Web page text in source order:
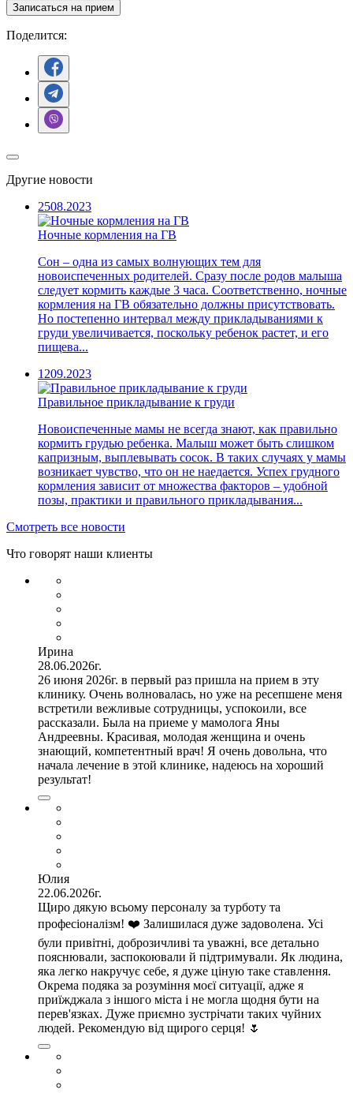
Записаться на прием
Поделится:
Другие новости
2508.2023
Ночные кормления на ГВ
Сон – одна из самых волнующих тем для
новоиспеченных родителей. Сразу после родов малыша
следует кормить каждые 3 часа. Соответственно, ночные
кормления на ГВ обязательно должны присутствовать.
Но постепенно интервал между прикладываниями к
груди увеличивается, поскольку ребенок растет, и его
пищева...
1209.2023
Правильное прикладывание к груди
Новоиспеченные мамы не всегда знают, как правильно
кормить грудью ребенка. Малыш может быть слишком
капризным, выплевывать сосок. В таких случаях у мамы
возникает чувство, что он не наедается. Успех грудного
кормления зависит от множества факторов – удобной
позы, практики и правильного прикладывания...
Смотреть все новости
Что говорят наши клиенты
Ирина
28.06.2026г.
26 июня 2026г. в первый раз пришла на прием в эту
клинику. Очень волновалась, но уже на ресепшене меня
встретили вежливые сотрудницы, успокоили, все
рассказали. Была на приеме у мамолога Яны
Андреевны. Красивая, молодая женщина и очень
знающий, компетентный врач! Я очень довольна, что
начала лечение в этой клинике, надеюсь на хороший
результат!
Юлия
22.06.2026г.
Щиро дякую всьому персоналу за турботу та
професіоналізм! ❤️ Залишилася дуже задоволена. Усі
були привітні, доброзичливі та уважні, все детально
пояснювали, заспокоювали й підтримували. Як людина,
яка легко накручує себе, я дуже ціную таке ставлення.
Окрема подяка за розуміння моєї ситуації, адже я
приїжджала з іншого міста і не могла щодня бути на
перев'язках. Дуже приємно зустрічати таких чуйних
людей. Рекомендую від щирого серця! 🌷